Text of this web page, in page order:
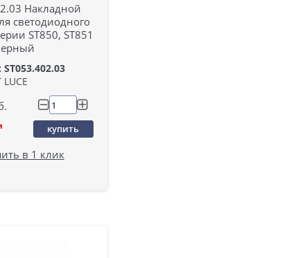
Накладной
светодиодного
ST850, ST851
купить
в 1 клик